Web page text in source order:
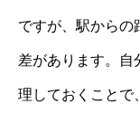
ですが、駅からの
差があります。自
理しておくことで